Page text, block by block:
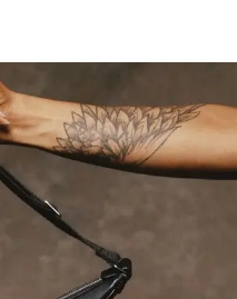
coolste tassen voor de
model past het best